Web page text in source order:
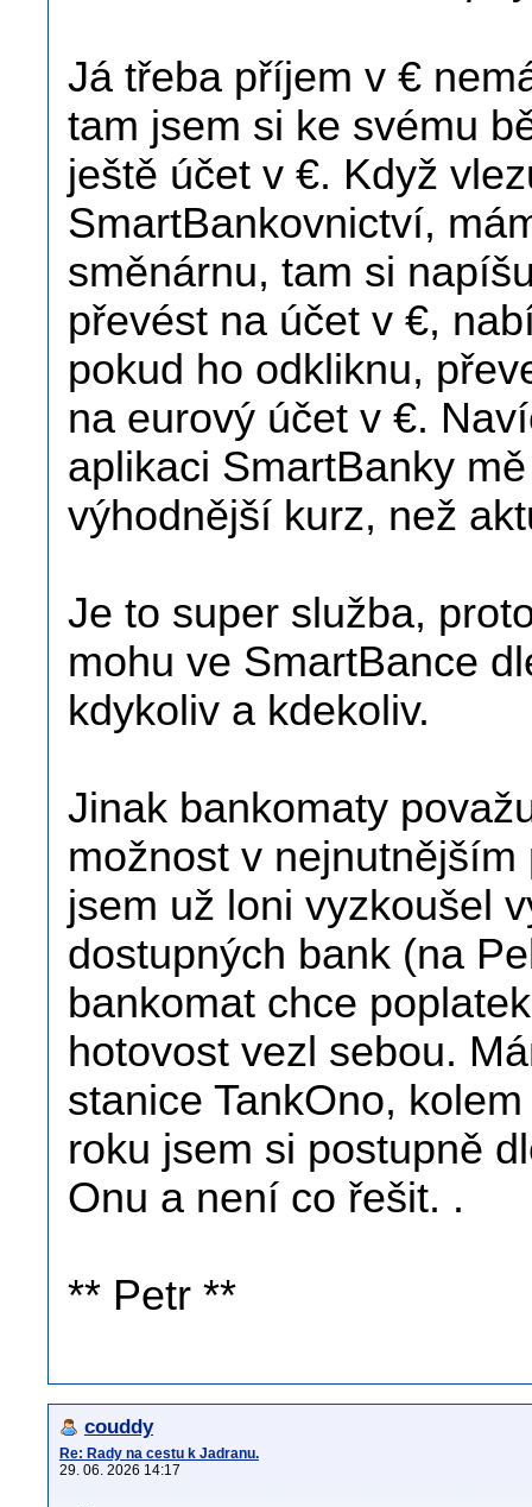
Já třeba příjem v €
tam jsem si ke svému
ještě účet v €. Když
SmartBankovnictví,
směnárnu, tam si
převést na účet v €,
pokud ho odkliknu,
na eurový účet v €.
aplikaci SmartBanky
výhodnější kurz, než
Je to super služba,
mohu ve SmartBance
kdykoliv a kdekoliv.
Jinak bankomaty
možnost v
jsem už loni vyzkoušel
dostupných bank (na
bankomat chce
hotovost vezl sebou.
stanice TankOno,
roku jsem si postupně
Onu a není co řešit. .
** Petr **
couddy
Re: Rady na cestu k Jadranu.
29. 06. 2026 14:17